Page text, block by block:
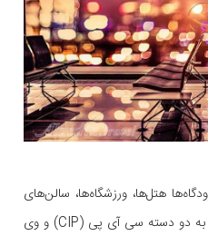
هتل‌ها، ورزشگاه‌ها، سالن‌های
تئاتر و موسیقی و ... انجام می‌شود به دو دسته سی آی پی (CIP) و وی